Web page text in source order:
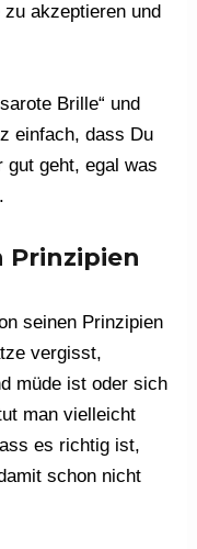
akzeptieren und
Brille“ und
einfach, dass Du
gut geht, egal was
Prinzipien
seinen Prinzipien
vergisst,
müde ist oder sich
man vielleicht
es richtig ist,
schon nicht